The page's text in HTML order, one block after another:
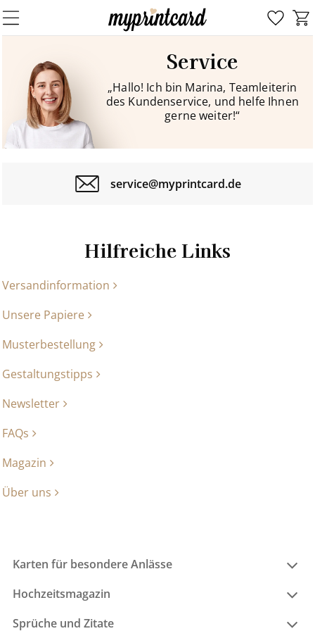
Service
„Hallo! Ich bin Marina, Teamleiterin
des Kundenservice, und helfe Ihnen
gerne weiter!“
service@myprintcard.de
Hilfreiche Links
Versandinformation
Unsere Papiere
Musterbestellung
Gestaltungstipps
Newsletter
FAQs
Magazin
Über uns
Karten für besondere Anlässe
Hochzeitsmagazin
Sprüche und Zitate